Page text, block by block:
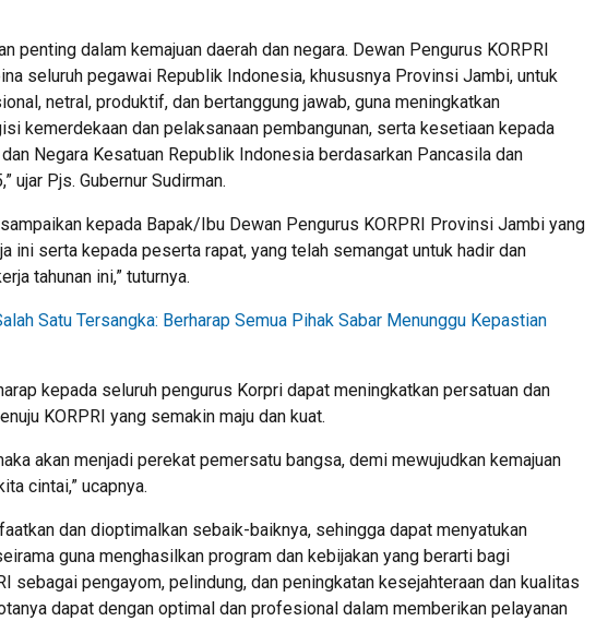
penting dalam kemajuan daerah dan negara. Dewan Pengurus KORPRI
seluruh pegawai Republik Indonesia, khususnya Provinsi Jambi, untuk
netral, produktif, dan bertanggung jawab, guna meningkatkan
kemerdekaan dan pelaksanaan pembangunan, serta kesetiaan kepada
Negara Kesatuan Republik Indonesia berdasarkan Pancasila dan
ujar Pjs. Gubernur Sudirman.
kepada Bapak/Ibu Dewan Pengurus KORPRI Provinsi Jambi yang
ini serta kepada peserta rapat, yang telah semangat untuk hadir dan
tahunan ini,” tuturnya.
Satu Tersangka: Berharap Semua Pihak Sabar Menunggu Kepastian
kepada seluruh pengurus Korpri dapat meningkatkan persatuan dan
KORPRI yang semakin maju dan kuat.
akan menjadi perekat pemersatu bangsa, demi mewujudkan kemajuan
cintai,” ucapnya.
dan dioptimalkan sebaik-baiknya, sehingga dapat menyatukan
guna menghasilkan program dan kebijakan yang berarti bagi
sebagai pengayom, pelindung, dan peningkatan kesejahteraan dan kualitas
dapat dengan optimal dan profesional dalam memberikan pelayanan